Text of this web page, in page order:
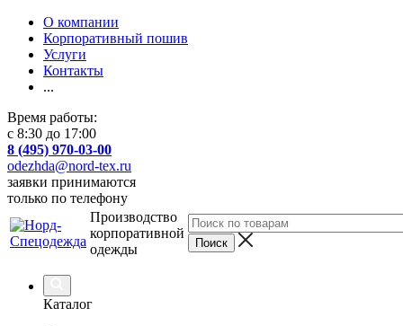
О компании
Корпоративный пошив
Услуги
Контакты
...
Время работы:
с 8:30 до 17:00
8 (495) 970-03-00
odezhda@nord-tex.ru
заявки принимаются
только по телефону
Производство
корпоративной
одежды
Каталог